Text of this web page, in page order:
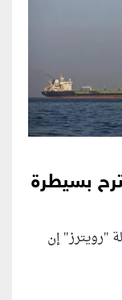
بسيطرة
"رويترز" إن